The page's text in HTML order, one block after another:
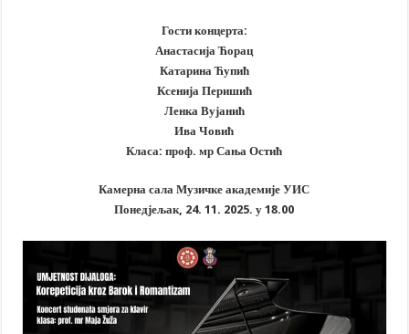
Гости концерта:
Анастасија Ћорац
Катарина Ћупић
Ксенија Перишић
Ленка Вујанић
Ива Човић
Класа: проф. мр Сања Остић
Камерна сала Музичке академије УИС
Понедјељак, 24. 11. 2025. у 18.00